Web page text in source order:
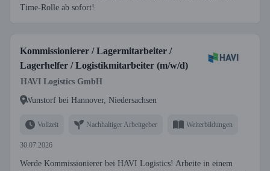
Time-Rolle ab sofort!
Kommissionierer / Lagermitarbeiter /
Lagerhelfer / Logistikmitarbeiter (m/w/d)
HAVI Logistics GmbH
Wunstorf bei Hannover, Niedersachsen
Vollzeit Nachhaltiger Arbeitgeber Weiterbildungen
30.07.2026
Werde Kommissionierer bei HAVI Logistics! Arbeite in einem